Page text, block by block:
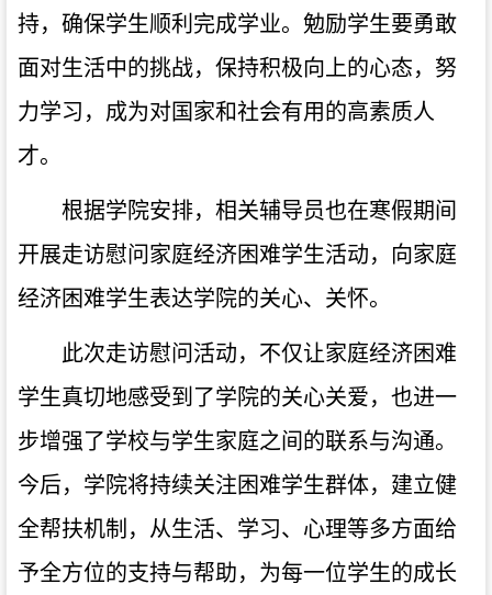
持，确保学生顺利完成学业。勉励学生要勇敢
面对生活中的挑战，保持积极向上的心态，努
力学习，成为对国家和社会有用的高素质人
才。
根据学院安排，相关辅导员也在寒假期间
开展走访慰问家庭经济困难学生活动，向家庭
经济困难学生表达学院的关心、关怀。
此次走访慰问活动，不仅让家庭经济困难
学生真切地感受到了学院的关心关爱，也进一
步增强了学校与学生家庭之间的联系与沟通。
今后，学院将持续关注困难学生群体，建立健
全帮扶机制，从生活、学习、心理等多方面给
予全方位的支持与帮助，为每一位学生的成长